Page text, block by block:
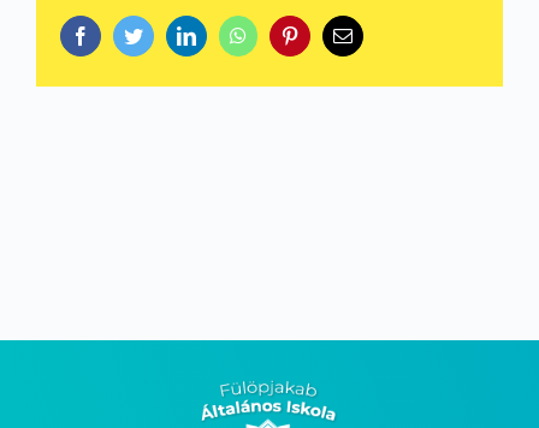
FacebookTwitterLinkedInWhatsAppPinterestEmail: